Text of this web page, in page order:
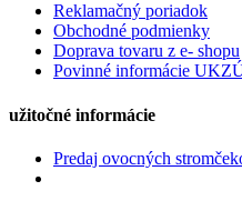
Reklamačný poriadok
Obchodné podmienky
Doprava tovaru z e- shopu
Povinné informácie
užitočné informácie
Predaj ovocných